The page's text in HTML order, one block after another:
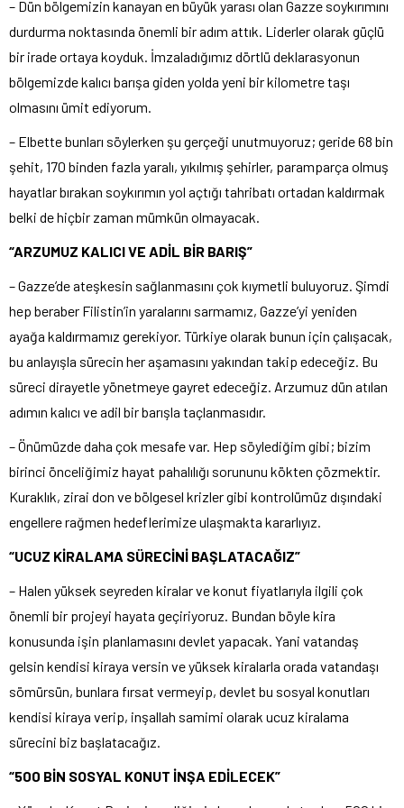
– Dün bölgemizin kanayan en büyük yarası olan Gazze soykırımını
durdurma noktasında önemli bir adım attık. Liderler olarak güçlü
bir irade ortaya koyduk. İmzaladığımız dörtlü deklarasyonun
bölgemizde kalıcı barışa giden yolda yeni bir kilometre taşı
olmasını ümit ediyorum.
– Elbette bunları söylerken şu gerçeği unutmuyoruz; geride 68 bin
şehit, 170 binden fazla yaralı, yıkılmış şehirler, paramparça olmuş
hayatlar bırakan soykırımın yol açtığı tahribatı ortadan kaldırmak
belki de hiçbir zaman mümkün olmayacak.
“ARZUMUZ KALICI VE ADİL BİR BARIŞ”
– Gazze’de ateşkesin sağlanmasını çok kıymetli buluyoruz. Şimdi
hep beraber Filistin’in yaralarını sarmamız, Gazze’yi yeniden
ayağa kaldırmamız gerekiyor. Türkiye olarak bunun için çalışacak,
bu anlayışla sürecin her aşamasını yakından takip edeceğiz. Bu
süreci dirayetle yönetmeye gayret edeceğiz. Arzumuz dün atılan
adımın kalıcı ve adil bir barışla taçlanmasıdır.
– Önümüzde daha çok mesafe var. Hep söylediğim gibi; bizim
birinci önceliğimiz hayat pahalılığı sorununu kökten çözmektir.
Kuraklık, zirai don ve bölgesel krizler gibi kontrolümüz dışındaki
engellere rağmen hedeflerimize ulaşmakta kararlıyız.
“UCUZ KİRALAMA SÜRECİNİ BAŞLATACAĞIZ”
– Halen yüksek seyreden kiralar ve konut fiyatlarıyla ilgili çok
önemli bir projeyi hayata geçiriyoruz. Bundan böyle kira
konusunda işin planlamasını devlet yapacak. Yani vatandaş
gelsin kendisi kiraya versin ve yüksek kiralarla orada vatandaşı
sömürsün, bunlara fırsat vermeyip, devlet bu sosyal konutları
kendisi kiraya verip, inşallah samimi olarak ucuz kiralama
sürecini biz başlatacağız.
“500 BİN SOSYAL KONUT İNŞA EDİLECEK”